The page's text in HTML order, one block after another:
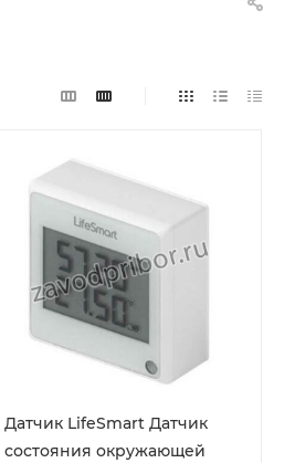
Датчик LifeSmart Датчик
состояния окружающей